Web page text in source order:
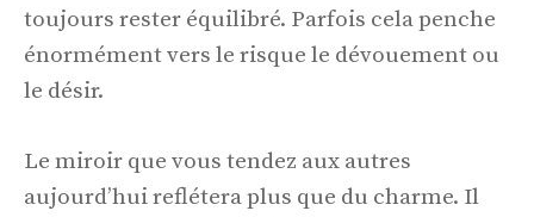
toujours rester équilibré. Parfois cela penche
énormément vers le risque le dévouement ou
le désir.
Le miroir que vous tendez aux autres
aujourd’hui reflétera plus que du charme. Il